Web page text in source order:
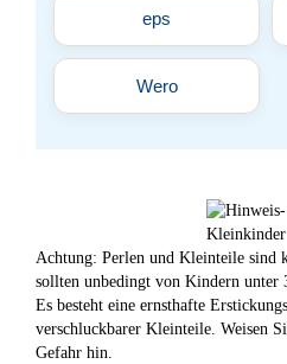
eps
Wero
Achtung: Perlen und Kleinteile sind
sollten unbedingt von Kindern unter
Es besteht eine ernsthafte
verschluckbarer Kleinteile. Weisen
Gefahr hin.